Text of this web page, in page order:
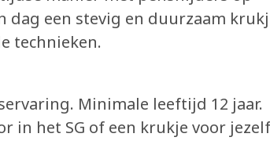
dag een stevig en duurzaam
technieken.
Minimale leeftijd 12 jaar.
in het SG of een krukje voor